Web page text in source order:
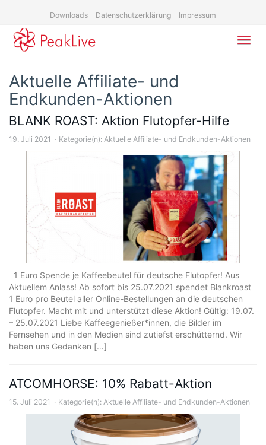
content
Downloads Datenschutzerklärung Impressum
Aktuelle Affiliate- und
Endkunden-Aktionen
BLANK ROAST: Aktion Flutopfer-Hilfe
19. Juli 2021 Kategorie(n): Aktuelle Affiliate- und Endkunden-Aktionen
1 Euro Spende je Kaffeebeutel für deutsche Flutopfer! Aus
Aktuellem Anlass! Ab sofort bis 25.07.2021 spendet Blankroast
1 Euro pro Beutel aller Online-Bestellungen an die deutschen
Flutopfer. Macht mit und unterstützt diese Aktion! Gültig: 19.07.
– 25.07.2021 Liebe Kaffeegenießer*innen, die Bilder im
Fernsehen und in den Medien sind zutiefst erschütternd. Wir
haben uns Gedanken […]
ATCOMHORSE: 10% Rabatt-Aktion
15. Juli 2021 Kategorie(n): Aktuelle Affiliate- und Endkunden-Aktionen